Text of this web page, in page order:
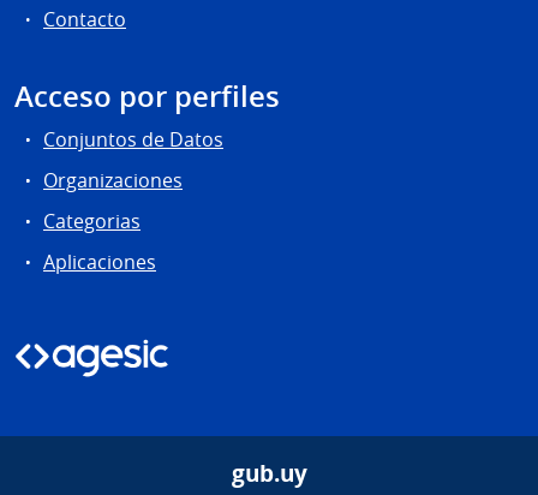
Contacto
Acceso por perfiles
Conjuntos de Datos
Organizaciones
Categorias
Aplicaciones
gub.uy